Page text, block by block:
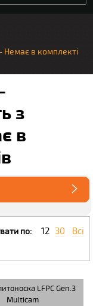
Немає в комплекті
з
в
по: 12 30 Всі
LFPC Gen.3
Multicam